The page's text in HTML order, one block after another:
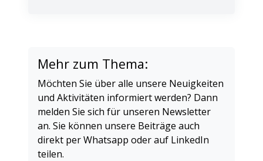
Mehr zum Thema:
Möchten Sie über alle unsere Neuigkeiten
und Aktivitäten informiert werden? Dann
melden Sie sich für unseren Newsletter
an. Sie können unsere Beiträge auch
direkt per Whatsapp oder auf LinkedIn
teilen.